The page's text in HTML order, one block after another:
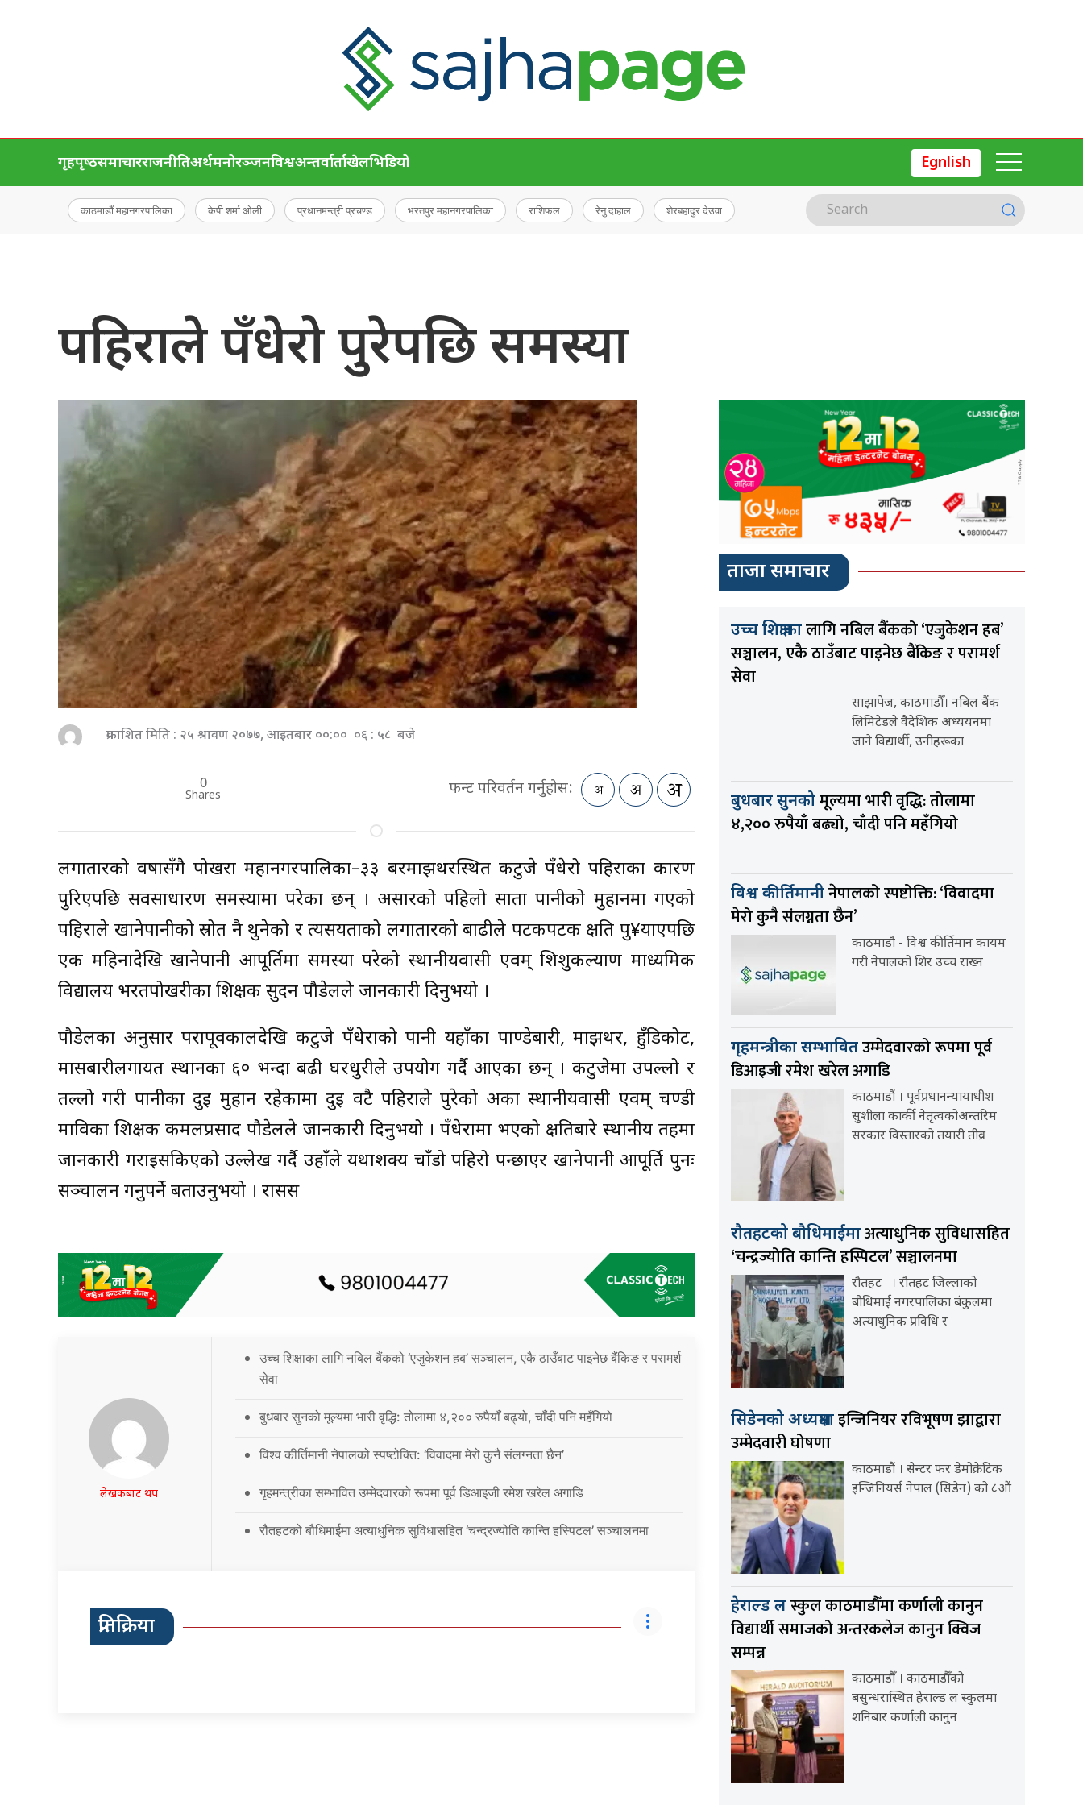
गृहपृष्‍ठसमाचारराजनीतिअर्थमनोरञ्जनविश्वअन्तर्वार्ताखेलभिडियो Egnlish
काठमाडौं महानगरपालिका केपी शर्मा ओली प्रधानमन्त्री प्रचण्ड भरतपुर महानगरपालिका राशिफल रेनु दाहाल शेरबहादुर देउवा
पहिराले पँधेरो पुरेपछि समस्या
प्रकाशित मिति : २५ श्रावण २०७७, आइतबार ००:०० ०६ : ५८ बजे
0
Shares फन्ट परिवर्तन गर्नुहोस:
लगातारको वर्षासँगै पोखरा महानगरपालिका–३३ बरमाझथरस्थित कटुजे पँधेरो पहिराका कारण
पुरिएपछि सर्वसाधारण समस्यामा परेका छन् । असारको पहिलो साता पानीको मुहानमा गएको
पहिराले खानेपानीको स्रोत नै थुनेको र त्यसयताको लगातारको बाढीले पटकपटक क्षति पु¥याएपछि
एक महिनादेखि खानेपानी आपूर्तिमा समस्या परेको स्थानीयवासी एवम् शिशुकल्याण माध्यमिक
विद्यालय भरतपोखरीका शिक्षक सुदन पौडेलले जानकारी दिनुभयो ।
पौडेलका अनुसार परापूर्वकालदेखि कटुजे पँधेराको पानी यहाँका पाण्डेबारी, माझथर, हुँडिकोट,
मासबारीलगायत स्थानका ६० भन्दा बढी घरधुरीले उपयोग गर्दै आएका छन् । कटुजेमा उपल्लो र
तल्लो गरी पानीका दुई मुहान रहेकामा दुई वटै पहिराले पुरेको अर्का स्थानीयवासी एवम् चण्डी
माविका शिक्षक कमलप्रसाद पौडेलले जानकारी दिनुभयो । पँधेरामा भएको क्षतिबारे स्थानीय तहमा
जानकारी गराइसकिएको उल्लेख गर्दै उहाँले यथाशक्य चाँडो पहिरो पन्छाएर खानेपानी आपूर्ति पुनः
सञ्चालन गर्नुपर्ने बताउनुभयो । रासस
लेखकबाट थप
उच्च शिक्षाका लागि नबिल बैंकको ‘एजुकेशन हब’ सञ्चालन, एकै ठाउँबाट पाइनेछ बैंकिङ र परामर्श
सेवा
बुधबार सुनको मूल्यमा भारी वृद्धि: तोलामा ४,२०० रुपैयाँ बढ्यो, चाँदी पनि महँगियो
विश्व कीर्तिमानी नेपालको स्पष्टोक्ति: ‘विवादमा मेरो कुनै संलग्नता छैन’
गृहमन्त्रीका सम्भावित उम्मेदवारको रूपमा पूर्व डिआइजी रमेश खरेल अगाडि
रौतहटको बौधिमाईमा अत्याधुनिक सुविधासहित ‘चन्द्रज्योति कान्ति हस्पिटल’ सञ्चालनमा
प्रतिक्रिया
ताजा समाचार
उच्च शिक्षाकालागि नबिल बैंकको ‘एजुकेशन हब’
सञ्चालन, एकै ठाउँबाट पाइनेछ बैंकिङ र परामर्श
सेवा
साझापेज, काठमाडौँ। नबिल बैंक
लिमिटेडले वैदेशिक अध्ययनमा
जाने विद्यार्थी, उनीहरूका
बुधबार सुनकोमूल्यमा भारी वृद्धि: तोलामा
४,२०० रुपैयाँ बढ्यो, चाँदी पनि महँगियो
विश्व कीर्तिमानीनेपालको स्पष्टोक्ति: ‘विवादमा
मेरो कुनै संलग्नता छैन’
काठमाडौ - विश्व कीर्तिमान कायम
गरी नेपालको शिर उच्च राख्न
गृहमन्त्रीका सम्भावितउम्मेदवारको रूपमा पूर्व
डिआइजी रमेश खरेल अगाडि
काठमाडौं । पूर्वप्रधानन्यायाधीश
सुशीला कार्की नेतृत्वकोअन्तरिम
सरकार विस्तारको तयारी तीव्र
रौतहटको बौधिमाईमाअत्याधुनिक सुविधासहित
‘चन्द्रज्योति कान्ति हस्पिटल’ सञ्चालनमा
रौतहट । रौतहट जिल्लाको
बौधिमाई नगरपालिका बंकुलमा
अत्याधुनिक प्रविधि र
सिडेनको अध्यक्षमाइन्जिनियर रविभूषण झाद्वारा
उम्मेदवारी घोषणा
काठमाडौं । सेन्टर फर डेमोक्रेटिक
इन्जिनियर्स नेपाल (सिडेन) को ८औं
हेराल्ड लस्कुल काठमाडौँमा कर्णाली कानुन
विद्यार्थी समाजको अन्तरकलेज कानुन क्विज
सम्पन्न
काठमाडौँ । काठमाडौँको
बसुन्धरास्थित हेराल्ड ल स्कुलमा
शनिबार कर्णाली कानुन